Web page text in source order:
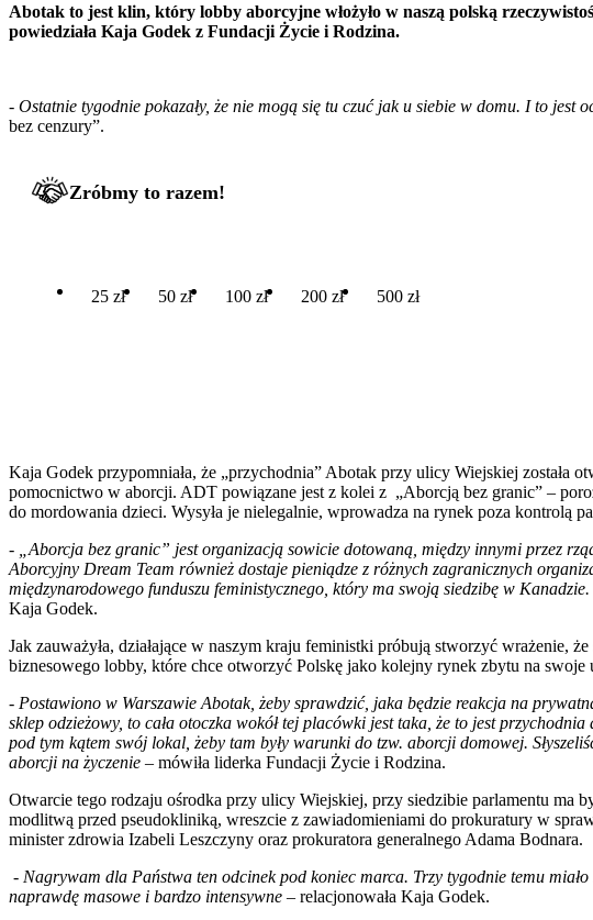
Abotak to jest klin, który lobby aborcyjne włożyło w naszą polską
powiedziała Kaja Godek z Fundacji Życie i Rodzina.
- Ostatnie tygodnie pokazały, że nie mogą się tu czuć jak u siebie w domu. I to jest
bez cenzury”.
Zróbmy to razem!
25 zł 50 zł 100 zł 200 zł 500 zł
Kaja Godek przypomniała, że „przychodnia” Abotak przy ulicy Wiejskiej została
pomocnictwo w aborcji. ADT powiązane jest z kolei z „Aborcją bez granic” –
do mordowania dzieci. Wysyła je nielegalnie, wprowadza na rynek poza kontrolą
-
„Aborcja bez granic” jest organizacją sowicie dotowaną, między innymi przez
Aborcyjny Dream Team również dostaje pieniądze z różnych zagranicznych
międzynarodowego funduszu feministycznego, który ma swoją siedzibę w
Kaja Godek.
Jak zauważyła, działające w naszym kraju feministki próbują stworzyć wrażenie,
biznesowego lobby, które chce otworzyć Polskę jako kolejny rynek zbytu na
- Postawiono w Warszawie Abotak, żeby sprawdzić, jaka będzie reakcja na
sklep odzieżowy, to cała otoczka wokół tej placówki jest taka, że to jest
pod tym kątem swój lokal, żeby tam były warunki do tzw. aborcji domowej.
aborcji na życzenie – mówiła liderka Fundacji Życie i Rodzina.
Otwarcie tego rodzaju ośrodka przy ulicy Wiejskiej, przy siedzibie parlamentu ma
modlitwą przed pseudokliniką, wreszcie z zawiadomieniami do prokuratury w
minister zdrowia Izabeli Leszczyny oraz prokuratora generalnego Adama Bodnara.
- Nagrywam dla Państwa ten odcinek pod koniec marca. Trzy tygodnie temu
naprawdę masowe i bardzo intensywne – relacjonowała Kaja Godek.